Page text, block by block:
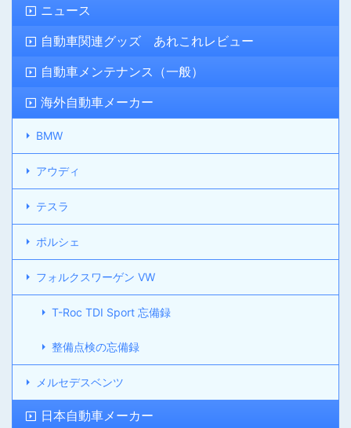
ニュース
自動車関連グッズ あれこれレビュー
自動車メンテナンス（一般）
海外自動車メーカー
BMW
アウディ
テスラ
ポルシェ
フォルクスワーゲン VW
T-Roc TDI Sport 忘備録
整備点検の忘備録
メルセデスベンツ
日本自動車メーカー